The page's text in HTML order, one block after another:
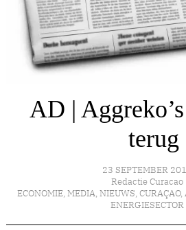
AD |
terug
23 SEPTEMBER
Redactie Curacao
ECONOMIE, MEDIA, NIEUWS, CURAÇAO,
ENERGIESECTOR